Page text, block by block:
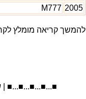
2005
M777
להמשך קריאה מומלץ
■...■...■...■...■ |